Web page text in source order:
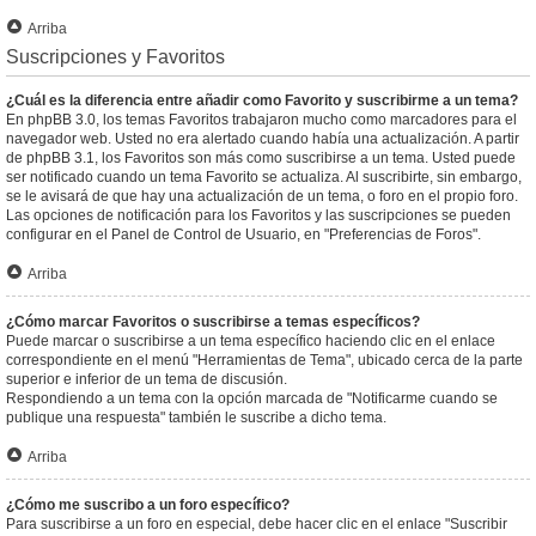
Arriba
Suscripciones y Favoritos
¿Cuál es la diferencia entre añadir como Favorito y suscribirme a un tema?
En phpBB 3.0, los temas Favoritos trabajaron mucho como marcadores para el
navegador web. Usted no era alertado cuando había una actualización. A partir
de phpBB 3.1, los Favoritos son más como suscribirse a un tema. Usted puede
ser notificado cuando un tema Favorito se actualiza. Al suscribirte, sin embargo,
se le avisará de que hay una actualización de un tema, o foro en el propio foro.
Las opciones de notificación para los Favoritos y las suscripciones se pueden
configurar en el Panel de Control de Usuario, en "Preferencias de Foros".
Arriba
¿Cómo marcar Favoritos o suscribirse a temas específicos?
Puede marcar o suscribirse a un tema específico haciendo clic en el enlace
correspondiente en el menú "Herramientas de Tema", ubicado cerca de la parte
superior e inferior de un tema de discusión.
Respondiendo a un tema con la opción marcada de "Notificarme cuando se
publique una respuesta" también le suscribe a dicho tema.
Arriba
¿Cómo me suscribo a un foro específico?
Para suscribirse a un foro en especial, debe hacer clic en el enlace "Suscribir